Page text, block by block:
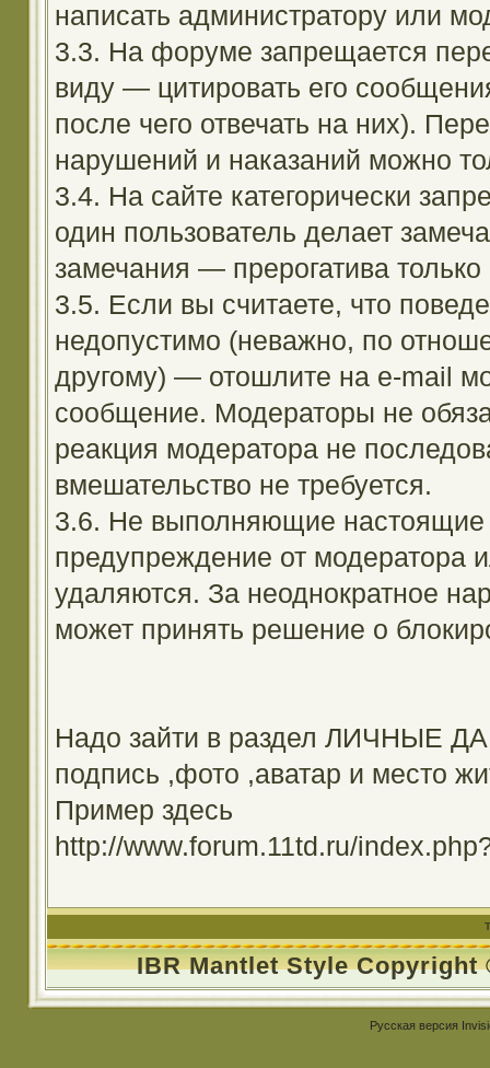
написать администратору или
3.3. На форуме запрещается
виду — цитировать его
после чего отвечать на них).
нарушений и наказаний можно
3.4. На сайте категорически
один пользователь делает
замечания — прерогатива
3.5. Если вы считаете, что
недопустимо (неважно, по
другому) — отошлите на e-mail
сообщение. Модераторы не
реакция модератора не
вмешательство не требуется.
3.6. Не выполняющие настоящие
предупреждение от модератора
удаляются. За неоднократное
может принять решение о
Надо зайти в раздел ЛИЧНЫЕ
подпись ,фото ,аватар и место
Пример здесь
http://www.forum.11td.ru/
IBR Mantlet Style Copyright
Русская версия